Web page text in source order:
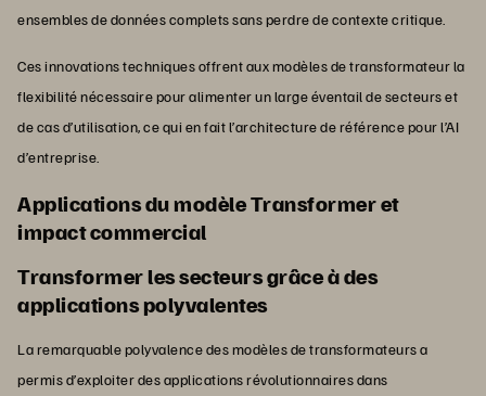
ensembles de données complets sans perdre de contexte critique.
Ces innovations techniques offrent aux modèles de transformateur la
flexibilité nécessaire pour alimenter un large éventail de secteurs et
de cas d’utilisation, ce qui en fait l’architecture de référence pour l’AI
d’entreprise.
Applications du modèle Transformer et
impact commercial
Transformer les secteurs grâce à des
applications polyvalentes
La remarquable polyvalence des modèles de transformateurs a
permis d’exploiter des applications révolutionnaires dans